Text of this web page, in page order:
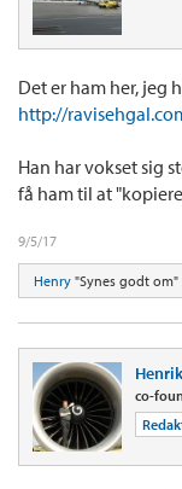
Det er ham her, jeg
http://
Han har vokset sig
få ham til at
9/5/17
Henry "Synes godt om"
co-